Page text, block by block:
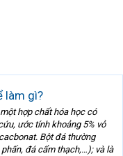
làm gì?
hợp chất hóa học có
ước tính khoảng 5% vỏ
Bột đá thường
đá cẩm thạch,…); và là